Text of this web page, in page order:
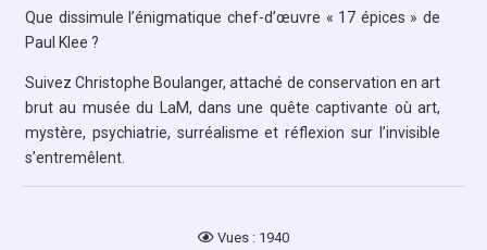
Que dissimule l’énigmatique chef-d’œuvre « 17 épices » de
Paul Klee ?
Suivez Christophe Boulanger, attaché de conservation en art
brut au musée du LaM, dans une quête captivante où art,
mystère, psychiatrie, surréalisme et réflexion sur l’invisible
s’entremêlent.
Vues : 1940